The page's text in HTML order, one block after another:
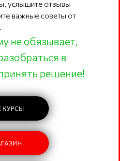
КУРСЫ
услышите отзывы
важные советы от
не обязывает,
в
решение!